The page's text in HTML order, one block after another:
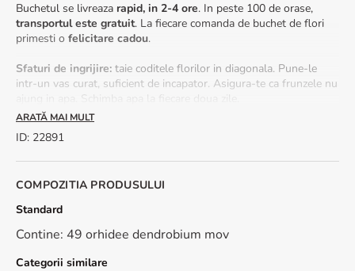
Buchetul se livreaza rapid, in 2-4 ore. In peste 100 de orase,
transportul este gratuit. La fiecare comanda de buchet de flori
primesti o felicitare cadou.
Sfaturi de ingrijire: taie coditele florilor in diagonala. Pune-le
intr-un vas curat, suficient de incapator. Asigura-te ca frunzele nu
ajung in apa. Schimba apa la fiecare doua zile.
cymbidium este limitat si poate fi inlocuita cu orhidee
Phalaenopsis sau Vanda.
Dimensiune: 40 cm (inaltime) - 30 cm (diametrul buchetului)
ARATĂ MAI MULT
ID: 22891
COMPOZITIA PRODUSULUI
Standard
Contine: 49 orhidee dendrobium mov
Categorii similare